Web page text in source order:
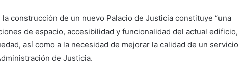
construcción de un nuevo Palacio de Justicia constituye “una
de espacio, accesibilidad y funcionalidad del actual edificio,
así como a la necesidad de mejorar la calidad de un servicio
de Justicia.